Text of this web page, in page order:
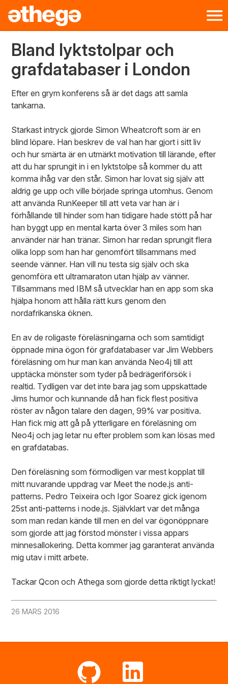
Bland lyktstolpar och
grafdatabaser i London
Efter en grym konferens så är det dags att samla
tankarna.
Starkast intryck gjorde Simon Wheatcroft som är en
blind löpare. Han beskrev de val han har gjort i sitt liv
och hur smärta är en utmärkt motivation till lärande, efter
att du har sprungit in i en lyktstolpe så kommer du att
komma ihåg var den står. Simon har lovat sig själv att
aldrig ge upp och ville började springa utomhus. Genom
att använda RunKeeper till att veta var han är i
förhållande till hinder som han tidigare hade stött på har
han byggt upp en mental karta över 3 miles som han
använder när han tränar. Simon har redan sprungit flera
olika lopp som han har genomfört tillsammans med
seende vänner. Han vill nu testa sig själv och ska
genomföra ett ultramaraton utan hjälp av vänner.
Tillsammans med IBM så utvecklar han en app som ska
hjälpa honom att hålla rätt kurs genom den
nordafrikanska öknen.
En av de roligaste föreläsningarna och som samtidigt
öppnade mina ögon för grafdatabaser var Jim Webbers
föreläsning om hur man kan använda Neo4j till att
upptäcka mönster som tyder på bedrägeriförsök i
realtid. Tydligen var det inte bara jag som uppskattade
Jims humor och kunnande då han fick flest positiva
röster av någon talare den dagen, 99% var positiva.
Han fick mig att gå på ytterligare en föreläsning om
Neo4j och jag letar nu efter problem som kan lösas med
en grafdatabas.
Den föreläsning som förmodligen var mest kopplat till
mitt nuvarande uppdrag var Meet the node.js anti-
patterns. Pedro Teixeira och Igor Soarez gick igenom
25st anti-patterns i node.js. Självklart var det många
som man redan kände till men en del var ögonöppnare
som gjorde att jag förstod mönster i vissa appars
minnesallokering. Detta kommer jag garanterat använda
mig utav i mitt arbete.
Tackar Qcon och Athega som gjorde detta riktigt lyckat!
26 MARS 2016